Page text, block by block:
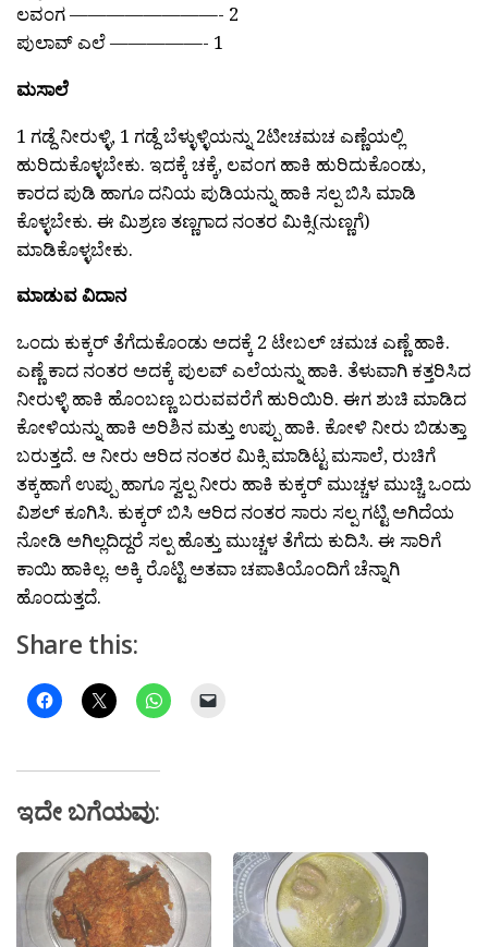
ಲವಂಗ ————————- 2
ಪುಲಾವ್ ಎಲೆ —————- 1
ಮಸಾಲೆ
1 ಗಡ್ದೆ ನೀರುಳ್ಳಿ, 1 ಗಡ್ದೆ ಬೆಳ್ಳುಳ್ಳಿಯನ್ನು 2ಟೀಚಮಚ ಎಣ್ಣೆಯಲ್ಲಿ
ಹುರಿದುಕೊಳ್ಳಬೇಕು. ಇದಕ್ಕೆ ಚಕ್ಕೆ, ಲವಂಗ ಹಾಕಿ ಹುರಿದುಕೊಂಡು,
ಕಾರದ ಪುಡಿ ಹಾಗೂ ದನಿಯ ಪುಡಿಯನ್ನು ಹಾಕಿ ಸಲ್ಪ ಬಿಸಿ ಮಾಡಿ
ಕೊಳ್ಳಬೇಕು. ಈ ಮಿಶ್ರಣ ತಣ್ಣಗಾದ ನಂತರ ಮಿಕ್ಸಿ(ನುಣ್ಣಗೆ)
ಮಾಡಿಕೊಳ್ಳಬೇಕು.
ಮಾಡುವ ವಿದಾನ
ಒಂದು ಕುಕ್ಕರ್ ತೆಗೆದುಕೊಂಡು ಅದಕ್ಕೆ 2 ಟೇಬಲ್ ಚಮಚ ಎಣ್ಣೆ ಹಾಕಿ.
ಎಣ್ಣೆ ಕಾದ ನಂತರ ಅದಕ್ಕೆ ಪುಲವ್ ಎಲೆಯನ್ನು ಹಾಕಿ. ತೆಳುವಾಗಿ ಕತ್ತರಿಸಿದ
ನೀರುಳ್ಳಿ ಹಾಕಿ ಹೊಂಬಣ್ಣ ಬರುವವರೆಗೆ ಹುರಿಯಿರಿ. ಈಗ ಶುಚಿ ಮಾಡಿದ
ಕೋಳಿಯನ್ನು ಹಾಕಿ ಅರಿಶಿನ ಮತ್ತು ಉಪ್ಪು ಹಾಕಿ. ಕೋಳಿ ನೀರು ಬಿಡುತ್ತಾ
ಬರುತ್ತದೆ. ಆ ನೀರು ಆರಿದ ನಂತರ ಮಿಕ್ಸಿ ಮಾಡಿಟ್ಟ ಮಸಾಲೆ, ರುಚಿಗೆ
ತಕ್ಕಹಾಗೆ ಉಪ್ಪು ಹಾಗೂ ಸ್ವಲ್ಪ ನೀರು ಹಾಕಿ ಕುಕ್ಕರ್ ಮುಚ್ಚಳ ಮುಚ್ಚಿ ಒಂದು
ವಿಶಲ್ ಕೂಗಿಸಿ. ಕುಕ್ಕರ್ ಬಿಸಿ ಆರಿದ ನಂತರ ಸಾರು ಸಲ್ಪ ಗಟ್ಟಿ ಅಗಿದೆಯ
ನೋಡಿ ಅಗಿಲ್ಲದಿದ್ದರೆ ಸಲ್ಪ ಹೊತ್ತು ಮುಚ್ಚಳ ತೆಗೆದು ಕುದಿಸಿ. ಈ ಸಾರಿಗೆ
ಕಾಯಿ ಹಾಕಿಲ್ಲ. ಅಕ್ಕಿ ರೊಟ್ಟಿ ಅತವಾ ಚಪಾತಿಯೊಂದಿಗೆ ಚೆನ್ನಾಗಿ
ಹೊಂದುತ್ತದೆ.
Share this:
ಇದೇ ಬಗೆಯವು: